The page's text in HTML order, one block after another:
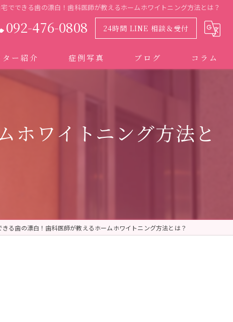
でできる歯の漂白！歯科医師が教えるホームホワイトニング方法とは？
092-476-0808 24時間 LINE 相談＆受付
ター紹介 症例写真 ブログ コラム
ホワイトニング方法と
きる歯の漂白！歯科医師が教えるホームホワイトニング方法とは？